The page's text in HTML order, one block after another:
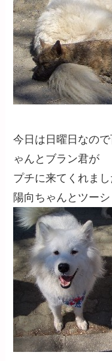
今日は日曜日なの
ゃんとブラン君が
プチに来てくれまし
陽向ちゃんとツー